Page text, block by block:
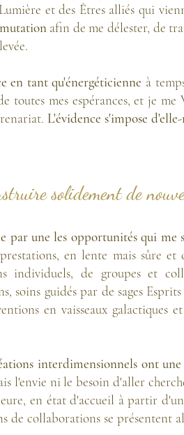
et des Êtres alliés qui
afin de me délester, de
en tant qu'énergéticienne à
mes espérances, et je me
L'évidence s'impose
solidement de
par une les opportunités qui me
en lente mais sûre et
individuels, de groupes et
soins guidés par de sages
en vaisseaux galactiques
interdimensionnels ont
l'envie ni le besoin d'aller
en état d'accueil à partir
de collaborations se présentent